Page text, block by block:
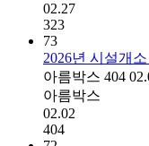
02.27
323
73
2026년 시설개
아름박스 404
아름박스
02.02
404